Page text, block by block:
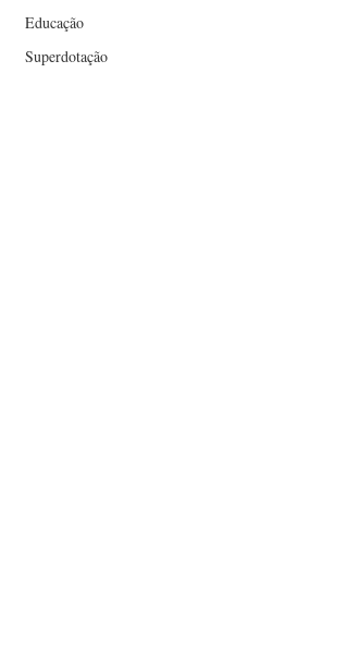
Educação
Superdotação